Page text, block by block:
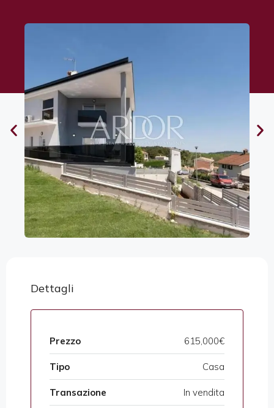
Dettagli
Prezzo 615,000€
Tipo Casa
Transazione In vendita